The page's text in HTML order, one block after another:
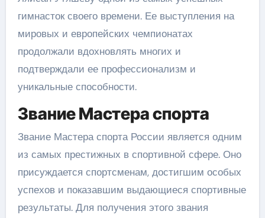
гимнасток своего времени. Ее выступления на
мировых и европейских чемпионатах
продолжали вдохновлять многих и
подтверждали ее профессионализм и
уникальные способности.
Звание Мастера спорта
Звание Мастера спорта России является одним
из самых престижных в спортивной сфере. Оно
присуждается спортсменам, достигшим особых
успехов и показавшим выдающиеся спортивные
результаты. Для получения этого звания